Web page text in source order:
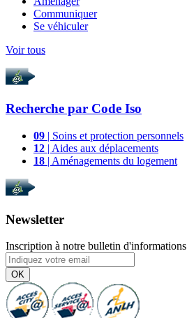
Communiquer
Se véhiculer
Voir tous
Recherche par Code Iso
09 | Soins et protection personnels
12 | Aides aux déplacements
18 | Aménagements du logement
Newsletter
Inscription à notre bulletin d'informations
OK